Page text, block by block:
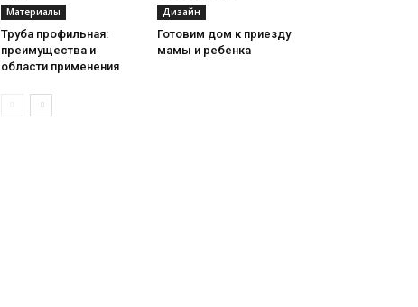
Материалы
Труба профильная:
преимущества и
области применения
Дизайн
Готовим дом к приезду
мамы и ребенка